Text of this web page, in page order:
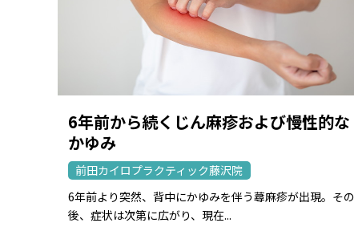
6年前から続くじん麻疹および慢性的な
かゆみ
前田カイロプラクティック藤沢院
6年前より突然、背中にかゆみを伴う蕁麻疹が出現。その
後、症状は次第に広がり、現在...